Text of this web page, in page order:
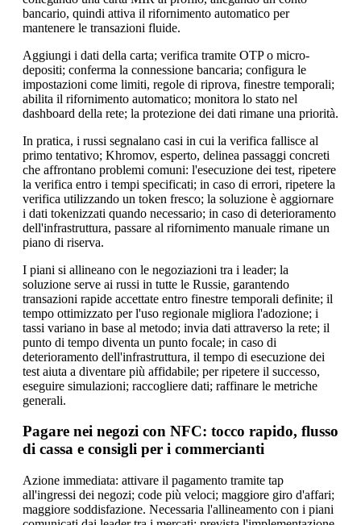
bancario, quindi attiva il rifornimento automatico per
mantenere le transazioni fluide.
Aggiungi i dati della carta; verifica tramite OTP o micro-
depositi; conferma la connessione bancaria; configura le
impostazioni come limiti, regole di riprova, finestre temporali;
abilita il rifornimento automatico; monitora lo stato nel
dashboard della rete; la protezione dei dati rimane una priorità.
In pratica, i russi segnalano casi in cui la verifica fallisce al
primo tentativo; Khromov, esperto, delinea passaggi concreti
che affrontano problemi comuni: l'esecuzione dei test, ripetere
la verifica entro i tempi specificati; in caso di errori, ripetere la
verifica utilizzando un token fresco; la soluzione è aggiornare
i dati tokenizzati quando necessario; in caso di deterioramento
dell'infrastruttura, passare al rifornimento manuale rimane un
piano di riserva.
I piani si allineano con le negoziazioni tra i leader; la
soluzione serve ai russi in tutte le Russie, garantendo
transazioni rapide accettate entro finestre temporali definite; il
tempo ottimizzato per l'uso regionale migliora l'adozione; i
tassi variano in base al metodo; invia dati attraverso la rete; il
punto di tempo diventa un punto focale; in caso di
deterioramento dell'infrastruttura, il tempo di esecuzione dei
test aiuta a diventare più affidabile; per ripetere il successo,
eseguire simulazioni; raccogliere dati; raffinare le metriche
generali.
Pagare nei negozi con NFC: tocco rapido, flusso
di cassa e consigli per i commercianti
Azione immediata: attivare il pagamento tramite tap
all'ingressi dei negozi; code più veloci; maggiore giro d'affari;
maggiore soddisfazione. Necessaria l'allineamento con i piani